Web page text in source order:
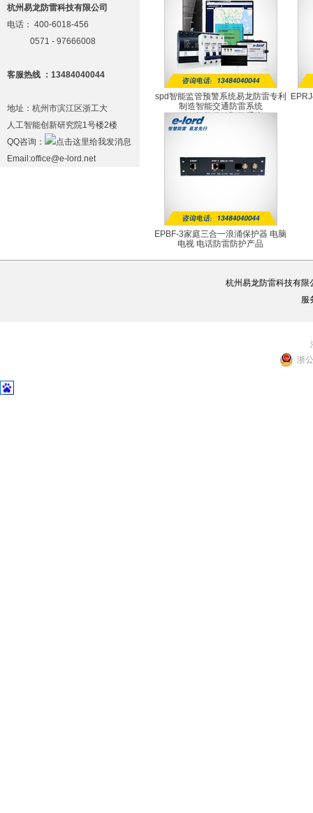
杭州易龙防雷科技有限公司
电话： 400-6018-456
0571 - 97666008
客服热线 ：13484040044
地址：杭州市滨江区浙工大
人工智能创新研究院1号楼2楼
QQ咨询：
Email:office@e-lord.net
spd智能监管预警系统易龙防雷专利
制造智能交通防雷系统
SPD智能监管预警系统
EPBF-3家庭三合一浪涌保护器 电脑
电视 电话防雷防护产品
杭州易龙防雷科技有限
服
浙